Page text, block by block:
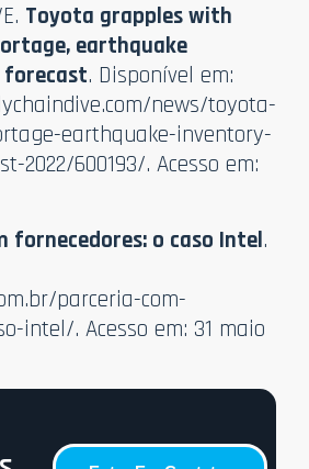
Toyota grapples with
earthquake
forecast. Disponível em:
news/toyota-
earthquake-inventory-
2022/600193/. Acesso em:
fornecedores: o caso Intel.
parceria-com-
intel/. Acesso em: 31 maio